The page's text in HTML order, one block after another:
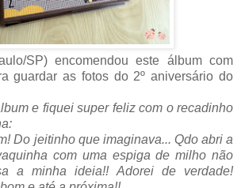
SP) encomendou este álbum com
guardar as fotos do 2º aniversário do
e fiquei super feliz com o recadinho
Do jeitinho que imaginava... Qdo abri a
com uma espiga de milho não
a minha ideia!! Adorei de verdade!